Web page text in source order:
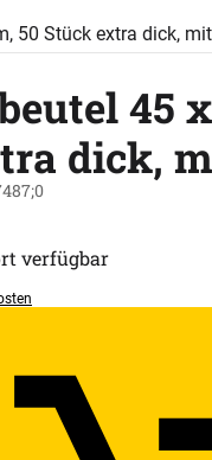
50 Stück extra dick,
45
dick,
Bewertungen)
verfügbar